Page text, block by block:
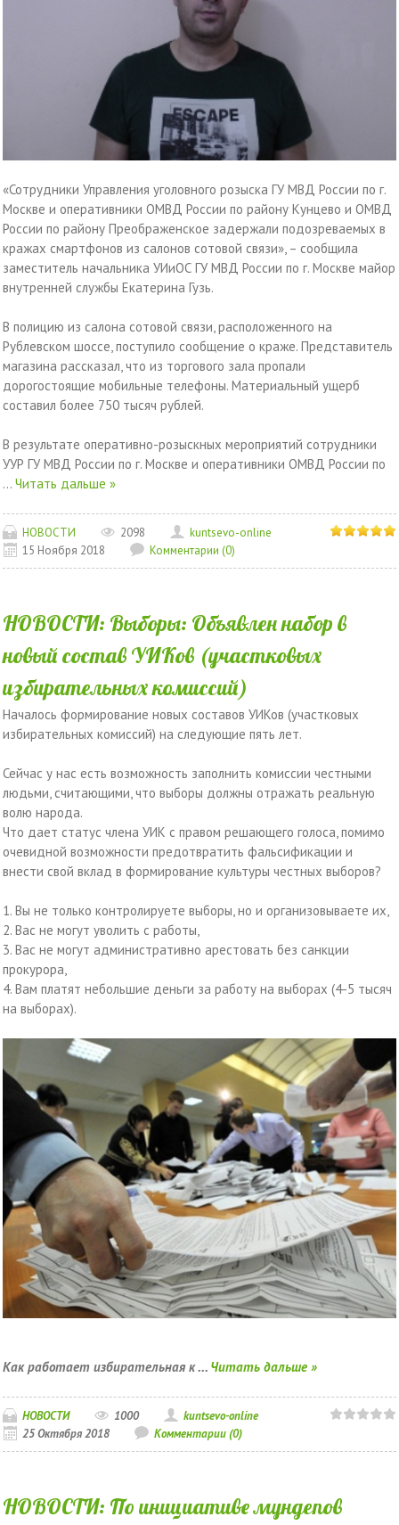
«Сотрудники Управления уголовного розыска ГУ МВД России по г.
Москве и оперативники ОМВД России по району Кунцево и ОМВД
России по району Преображенское задержали подозреваемых в
кражах смартфонов из салонов сотовой связи», – сообщила
заместитель начальника УИиОС ГУ МВД России по г. Москве майор
внутренней службы Екатерина Гузь.
В полицию из салона сотовой связи, расположенного на
Рублевском шоссе, поступило сообщение о краже. Представитель
магазина рассказал, что из торгового зала пропали
дорогостоящие мобильные телефоны. Материальный ущерб
составил более 750 тысяч рублей.
В результате оперативно-розыскных мероприятий сотрудники
УУР ГУ МВД России по г. Москве и оперативники ОМВД России по
... Читать дальше »
НОВОСТИ 2098
kuntsevo-online
15 Ноября 2018
Комментарии (0)
НОВОСТИ: Выборы: Объявлен набор в
новый состав УИКов (участковых
избирательных комиссий)
Началось формирование новых составов УИКов (участковых
избирательных комиссий) на следующие пять лет.
Сейчас у нас есть возможность заполнить комиссии честными
людьми, считающими, что выборы должны отражать реальную
волю народа.
Что дает статус члена УИК с правом решающего голоса, помимо
очевидной возможности предотвратить фальсификации и
внести свой вклад в формирование культуры честных выборов?
1. Вы не только контролируете выборы, но и организовываете их,
2. Вас не могут уволить с работы,
3. Вас не могут административно арестовать без санкции
прокурора,
4. Вам платят небольшие деньги за работу на выборах (4-5 тысяч
на выборах).
Как работает избирательная к... Читать дальше »
НОВОСТИ 1000
kuntsevo-online
25 Октября 2018
Комментарии (0)
НОВОСТИ: По инициативе мундепов